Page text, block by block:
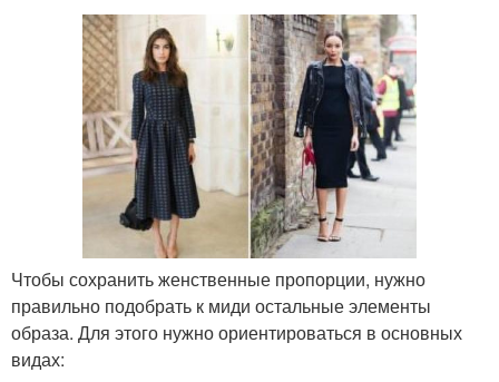
Чтобы сохранить женственные пропорции, нужно
правильно подобрать к миди остальные элементы
образа. Для этого нужно ориентироваться в основных
видах: